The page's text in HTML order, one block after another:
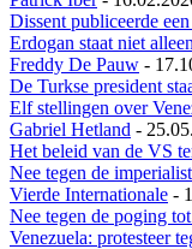
Dissent publiceerde
Erdogan staat niet alleen
Freddy De Pauw -
De Turkse president
Elf stellingen over
Gabriel Hetland -
Het beleid van de VS
Nee tegen de
Vierde Internationale -
Nee tegen de poging
Venezuela: protesteer